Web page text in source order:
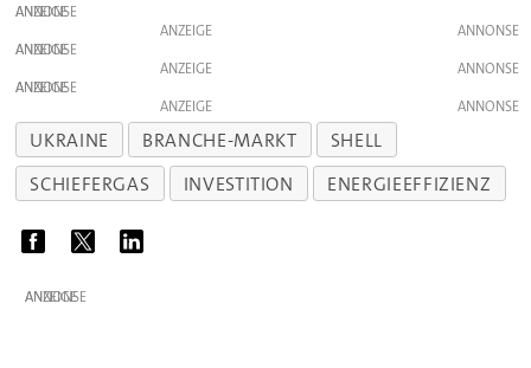
ANZEIGE
ANZEIGE
ANZEIGE
ANZEIGE
ANZEIGE
ANZEIGE
UKRAINE BRANCHE-MARKT
SHELL
SCHIEFERGAS
INVESTITION ENERGIEEFFIZIENZ
ANZEIGE